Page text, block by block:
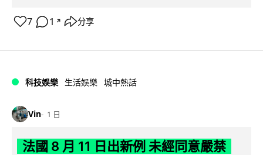
7 1 ↗ 分享
科技娛樂 生活娛樂 城中熱話
Vin 1 日
法國 8 月 11 日出新例 未經同意嚴禁